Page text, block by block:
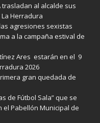
trasladan al alcalde sus
Herradura
agresiones sexistas
a la campaña estival de
Ares estarán en el 9
2026
gran quedada de
de Fútbol Sala” que se
el Pabellón Municipal de